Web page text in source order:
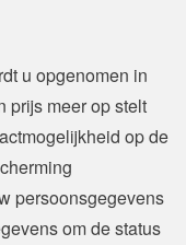
u opgenomen in
prijs meer op stelt
op de
persoonsgegevens
om de status